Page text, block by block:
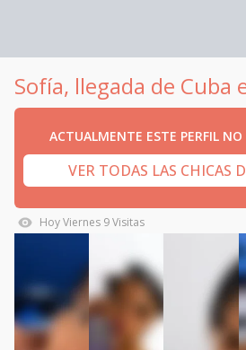
Sofía, llegada de Cuba
ACTUALMENTE ESTE PERFIL
VER TODAS LAS CHICAS
HoyViernes 9Visitas